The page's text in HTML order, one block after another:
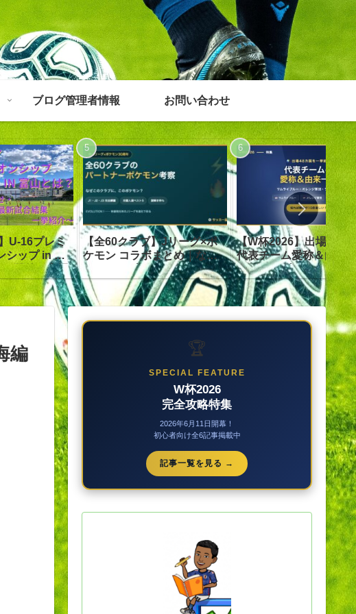
ブログ管理者情報 お問い合わせ
U-16プレミ
シップ in 富
日開催・出場
せ・日程・結
【全60クラブ】Jリーグ×ポ
ケモン コラボまとめ｜なぜ
このクラブにこのポケモン？
理由を徹底考察
【W杯2026】出場48カ
代表チーム愛称＆由来
サムライブルー・オレ
団…全網羅
編
🏆
SPECIAL FEATURE
W杯2026
完全攻略特集
2026年6月11日開幕！
初心者向け全6記事掲載中
記事一覧を見る →